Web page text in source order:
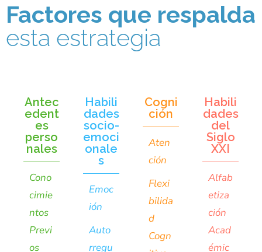
Factores que respalda
esta estrategia
Antec
edent
es
perso
nales
Cono
cimie
ntos
Previ
os
Habili
dades
socio-
emoci
onale
s
Emoc
ión
Auto
rregu
Cogni
ción
Aten
ción
Flexi
bilida
d
Cogn
Habili
dades
del
Siglo
XXI
Alfab
etiza
ción
Acad
émic